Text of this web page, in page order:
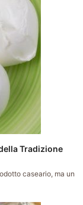
Tradizione
caseario, ma un